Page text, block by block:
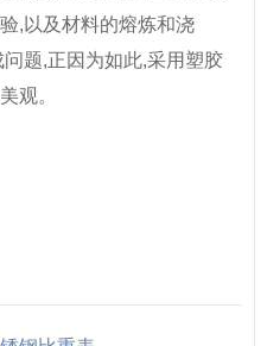
,以及材料的熔炼和浇
题,正因为如此,采用塑胶
观。